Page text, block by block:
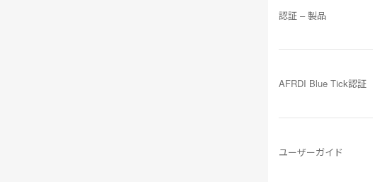
認証 – 製品
AFRDI Blue Tick認証
ユーザーガイド